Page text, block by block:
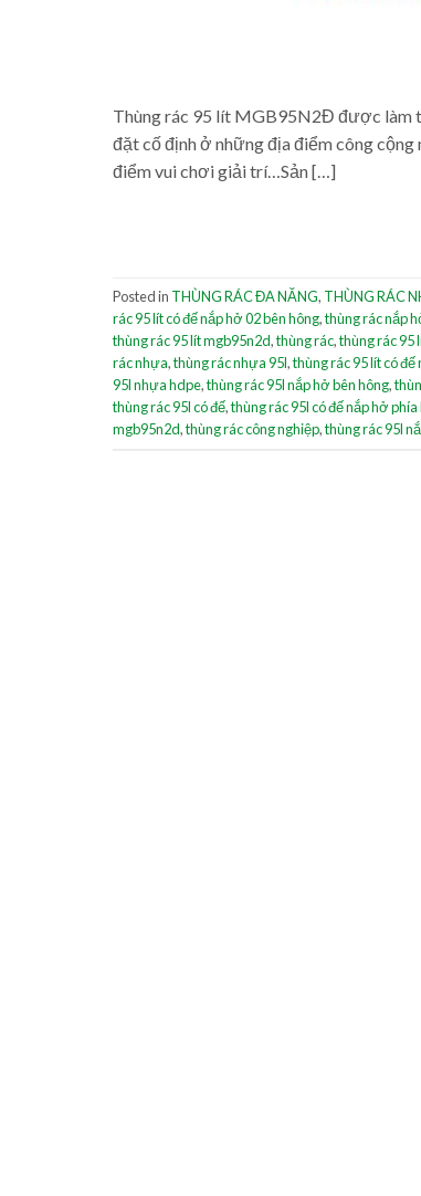
Thùng rác 95 lít MGB95N2Đ được làm
đặt cố định ở những địa điểm công
điểm vui chơi giải trí…Sản […]
Posted in THÙNG RÁC ĐA NĂNG, THÙNG RÁC
rác 95 lít có đế nắp hở 02 bên hông,thùng rác nắp
thùng rác 95 lít mgb95n2d,thùng rác,thùng rác 95
rác nhựa,thùng rác nhựa 95l,thùng rác 95 lít có
95l nhựa hdpe,thùng rác 95l nắp hở bên hông,
thùng rác 95l có đế,thùng rác 95l có đế nắp hở
mgb95n2d,thùng rác công nghiệp,thùng rác 95l